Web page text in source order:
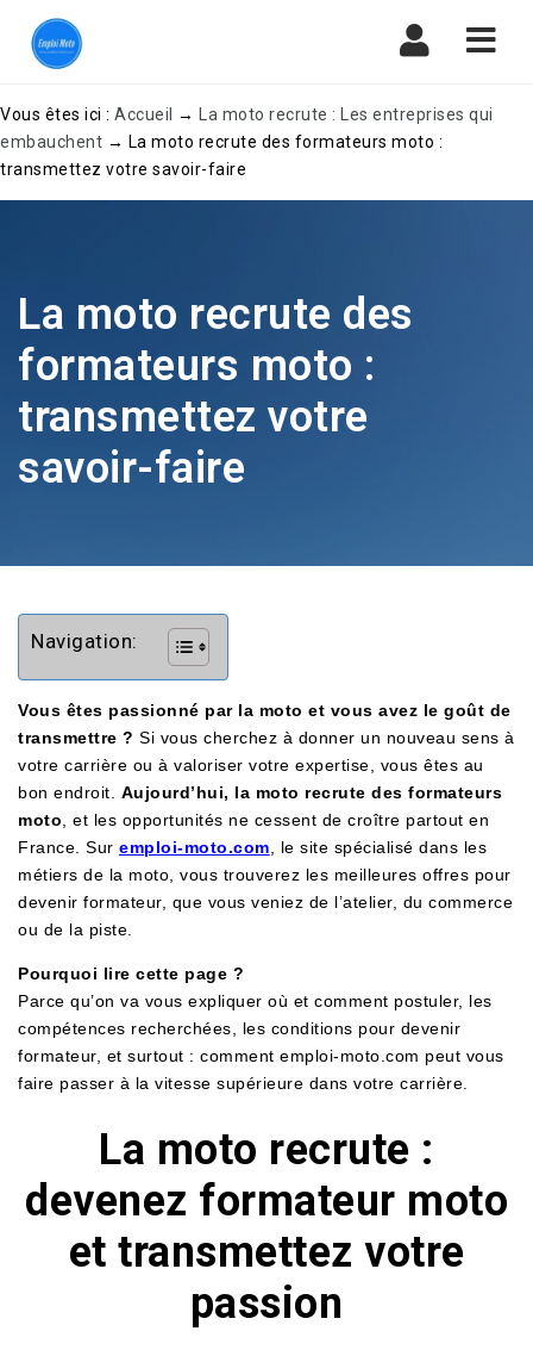
Vous êtes ici : Accueil →
La moto recrute : Les entreprises qui
embauchent → La moto recrute des formateurs moto :
transmettez votre savoir-faire
La moto recrute des
formateurs moto :
transmettez votre
savoir-faire
Navigation:
Vous êtes passionné par la moto et vous avez le goût de
transmettre ? Si vous cherchez à donner un nouveau sens à
votre carrière ou à valoriser votre expertise, vous êtes au
bon endroit. Aujourd’hui, la moto recrute des formateurs
moto , et les opportunités ne cessent de croître partout en
France. Sur emploi-moto.com , le site spécialisé dans les
métiers de la moto, vous trouverez les meilleures offres pour
devenir formateur, que vous veniez de l’atelier, du commerce
ou de la piste.
Pourquoi lire cette page ?
Parce qu’on va vous expliquer où et comment postuler, les
compétences recherchées, les conditions pour devenir
formateur, et surtout : comment emploi-moto.com peut vous
faire passer à la vitesse supérieure dans votre carrière.
La moto recrute :
devenez formateur moto
et transmettez votre
passion